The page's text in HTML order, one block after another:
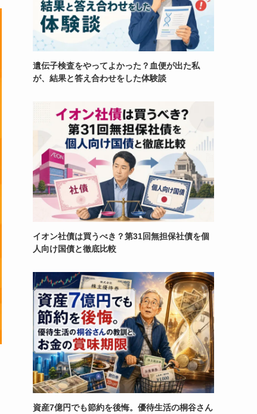
遺伝子検査をやってよかった？血便が出た私
が、結果と答え合わせをした体験談
イオン社債は買うべき？第31回無担保社債を個
人向け国債と徹底比較
資産7億円でも節約を後悔。優待生活の桐谷さん